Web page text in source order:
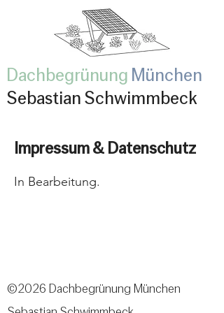
Dachbegrünung München
Sebastian Schwimmbeck
Impressum & Datenschutz
In Bearbeitung.
©2026 Dachbegrünung München